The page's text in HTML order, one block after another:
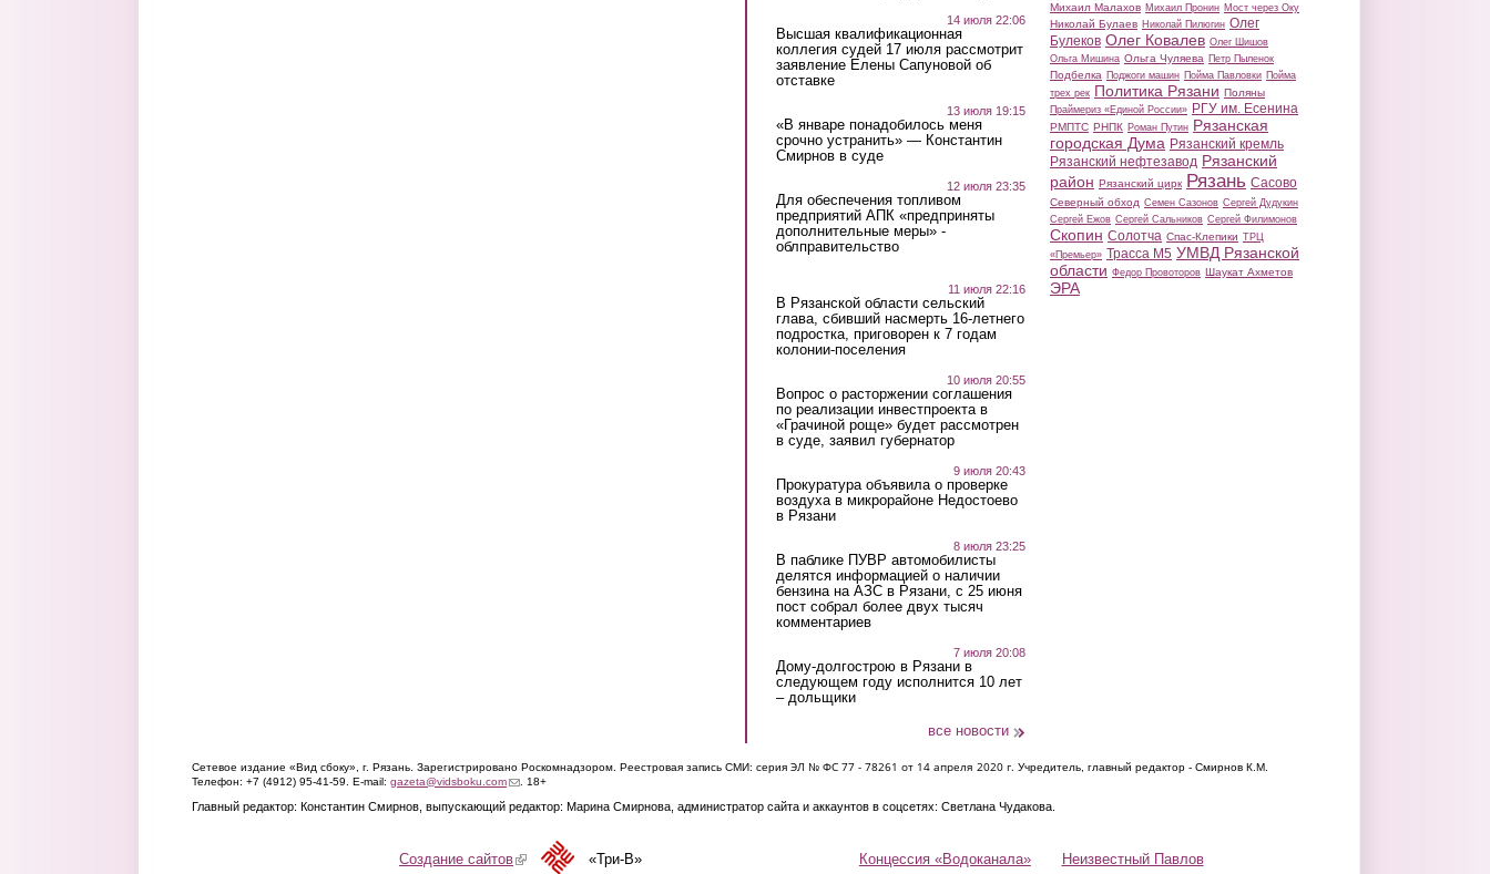
14 июля 22:06
Высшая квалификационная
коллегия судей 17 июля рассмотрит
заявление Елены Сапуновой об
отставке
13 июля 19:15
«В январе понадобилось меня
срочно устранить» — Константин
Смирнов в суде
12 июля 23:35
Для обеспечения топливом
предприятий АПК «предприняты
дополнительные меры» -
облправительство
11 июля 22:16
В Рязанской области сельский
глава, сбивший насмерть 16-летнего
подростка, приговорен к 7 годам
колонии-поселения
10 июля 20:55
Вопрос о расторжении соглашения
по реализации инвестпроекта в
«Грачиной роще» будет рассмотрен
в суде, заявил губернатор
9 июля 20:43
Прокуратура объявила о проверке
воздуха в микрорайоне Недостоево
в Рязани
8 июля 23:25
В паблике ПУВР автомобилисты
делятся информацией о наличии
бензина на АЗС в Рязани, с 25 июня
пост собрал более двух тысяч
комментариев
7 июля 20:08
Дому-долгострою в Рязани в
следующем году исполнится 10 лет
– дольщики
все новости
Михаил Малахов Михаил Пронин Мост через Оку
Николай Булаев Николай Пилюгин Олег
Булеков Олег Ковалев Олег Шишов
Ольга Мишина Ольга Чуляева Петр Пыленок
Подбелка Поджоги машин Пойма Павловки Пойма
трех рек Политика Рязани Поляны
Праймериз «Единой России» РГУ им. Есенина
РМПТС РНПК Роман Путин Рязанская
городская Дума Рязанский кремль
Рязанский нефтезавод Рязанский
район Рязанский цирк Рязань Сасово
Северный обход Семен Сазонов Сергей Дудукин
Сергей Ежов Сергей Сальников Сергей Филимонов
Скопин Солотча Спас-Клепики ТРЦ
«Премьер» Трасса М5 УМВД Рязанской
области Федор Провоторов Шаукат Ахметов
ЭРА
Сетевое издание «Вид сбоку», г. Рязань. Зарегистрировано Роскомнадзором. Реестровая запись СМИ: серия ЭЛ № ФС 77 - 78261 от 14 апреля 2020 г. Учредитель, главный редактор - Смирнов К.М.
Телефон: +7 (4912) 95-41-59. E-mail: gazeta@vidsboku.com(link sends e-mail)
. 18+
Главный редактор: Константин Смирнов, выпускающий редактор: Марина Смирнова, администратор сайта и аккаунтов в соцсетях: Светлана Чудакова.
Концессия «Водоканала» Неизвестный Павлов
Создание сайтов(link is external)«Три-В»